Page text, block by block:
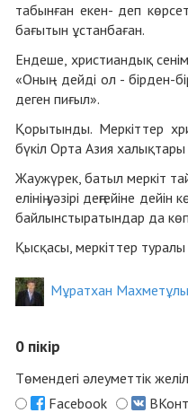
табынған екен- деп
бағытын ұстанбаған.
Ендеше, христиандық
«Оның - дейді ол - бірден-
деген пиғыл».
Қорытынды. Меркіттер
бүкіл Орта Азия
Жаужүрек, батыл меркіт
елінің уәзірі деңгейіне
байлынстыратындар да
Қысқасы, меркіттер туралы
Мұратхан Махметұлы
0 пікір
Төмендегі әлеуметтік
Facebook